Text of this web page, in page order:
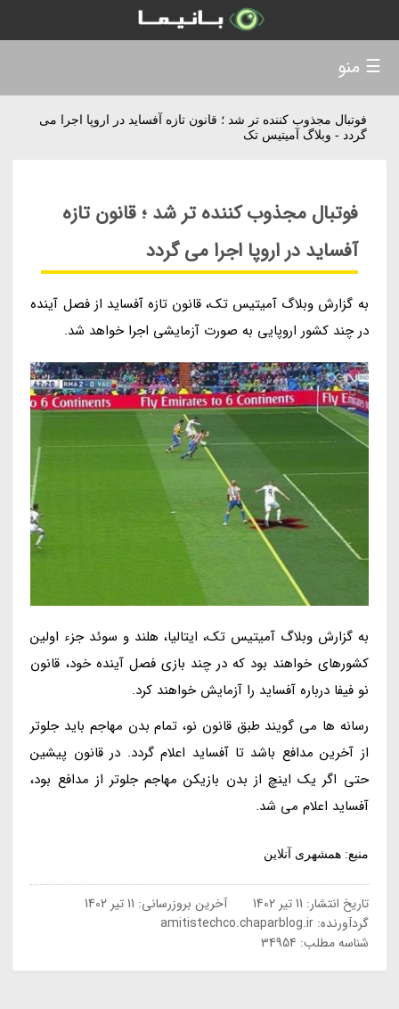
فوتبال مجذوب کننده تر شد ؛ قانون تازه آفساید در اروپا اجرا می
گردد - وبلاگ آمیتیس تک
فوتبال مجذوب کننده تر شد ؛ قانون تازه
آفساید در اروپا اجرا می گردد
به گزارش وبلاگ آمیتیس تک، قانون تازه آفساید از فصل آینده
در چند کشور اروپایی به صورت آزمایشی اجرا خواهد شد.
به گزارش وبلاگ آمیتیس تک، ایتالیا، هلند و سوئد جزء اولین
کشورهای خواهند بود که در چند بازی فصل آینده خود، قانون
نو فیفا درباره آفساید را آزمایش خواهند کرد.
رسانه ها می گویند طبق قانون نو، تمام بدن مهاجم باید جلوتر
از آخرین مدافع باشد تا آفساید اعلام گردد. در قانون پیشین
حتی اگر یک اینچ از بدن بازیکن مهاجم جلوتر از مدافع بود،
آفساید اعلام می شد.
منبع: همشهری آنلاین
تاریخ انتشار: 11 تیر 1402 آخرین بروزرسانی: 11 تیر 1402
گردآورنده:amitistechco.chaparblog.ir
شناسه مطلب: 34954
☰ منو